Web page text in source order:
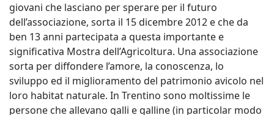
giovani che lasciano per sperare per il futuro
dell’associazione, sorta il 15 dicembre 2012 e che da
ben 13 anni partecipata a questa importante e
significativa Mostra dell’Agricoltura. Una associazione
sorta per diffondere l’amore, la conoscenza, lo
sviluppo ed il miglioramento del patrimonio avicolo nel
loro habitat naturale. In Trentino sono moltissime le
persone che allevano galli e galline (in particolar modo